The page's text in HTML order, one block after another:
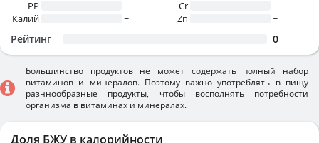
PP
~
Калий
~
Cr
~
Zn
~
Рейтинг 0
Большинство продуктов не может содержать полный набор
витаминов и минералов. Поэтому важно употреблять в пищу
разннообразные продукты, чтобы восполнять потребности
организма в витаминах и минералах.
Доля БЖУ в калорийности